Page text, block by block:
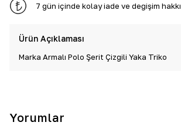
7 gün içinde kolay iade ve değişim hakkı
Ürün Açıklaması
Marka Armalı Polo Şerit Çizgili Yaka Triko
Yorumlar